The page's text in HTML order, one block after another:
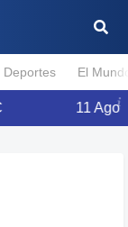
Deportes El
11 Ago